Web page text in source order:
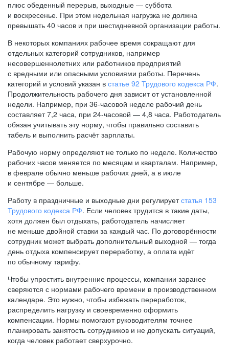
плюс обеденный перерыв, выходные — суббота
и воскресенье. При этом недельная нагрузка не должна
превышать 40 часов и при шестидневной организации работы.
В некоторых компаниях рабочее время сокращают для
отдельных категорий сотрудников, например
несовершеннолетних или работников предприятий
с вредными или опасными условиями работы. Перечень
категорий и условий указан в статье 92 Трудового кодекса РФ.
Продолжительность рабочего дня зависит от установленной
недели. Например, при 36-часовой неделе рабочий день
составляет 7,2 часа, при 24-часовой — 4,8 часа. Работодатель
обязан учитывать эту норму, чтобы правильно составить
табель и выполнить расчёт зарплаты.
Рабочую норму определяют не только по неделе. Количество
рабочих часов меняется по месяцам и кварталам. Например,
в феврале обычно меньше рабочих дней, а в июле
и сентябре — больше.
Работу в праздничные и выходные дни регулируетстатья 153
Трудового кодекса РФ. Если человек трудится в такие даты,
хотя должен был отдыхать, работодатель начисляет
не меньше двойной ставки за каждый час. По договорённости
сотрудник может выбрать дополнительный выходной — тогда
день отдыха компенсирует переработку, а оплата идёт
по обычному тарифу.
Чтобы упростить внутренние процессы, компании заранее
сверяются с нормами рабочего времени в производственном
календаре. Это нужно, чтобы избежать переработок,
распределить нагрузку и своевременно оформить
компенсации. Нормы помогают руководителям точнее
планировать занятость сотрудников и не допускать ситуаций,
когда человек работает сверхурочно.